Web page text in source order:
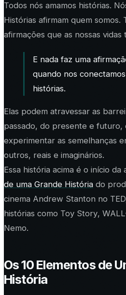
Todos nós amamos histórias.
Histórias afirmam quem somos.
afirmações que as nossas vidas
E nada faz uma
quando nos
histórias.
Elas podem atravessar as
passado, do presente e futuro,
experimentar as semelhanças
outros, reais e imaginários.
Essa história acima é o início da
de uma Grande História do
cinema Andrew Stanton no
histórias como Toy Story,
Nemo.
Os 10 Elementos de
História